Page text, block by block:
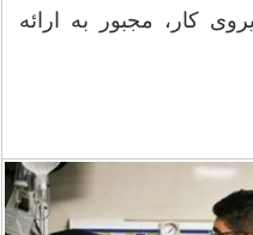
کار، مجبور به ارائه